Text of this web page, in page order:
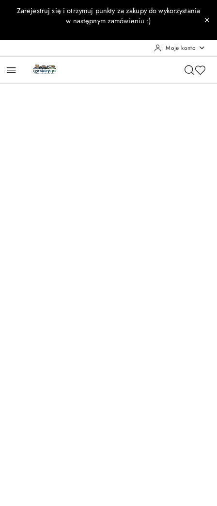
Przejdź do treści głównej
Przejdź do wyszukiwarki
Przejdź do moje konto
Przejdź do menu głównego
Przejdź do opisu produktu
Przejdź do stopki
Zarejestruj się i otrzymuj punkty za zakupy do wykorzystania
w następnym zamówieniu :)
Moje konto